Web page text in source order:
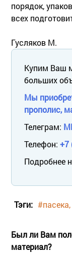
порядок,
всех
Гусляков М.
Купим Ваш
больших
Мы
прополис,
Телеграм:
Телефон: +7
Подробнее
Тэги: #пасека
Был ли Вам
материал?